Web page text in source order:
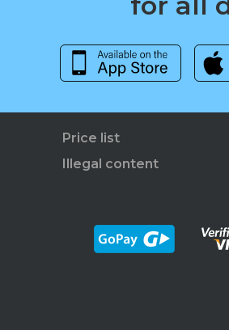
Price list
Illegal content